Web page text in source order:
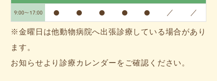
9:00～17:00 ● ● ● ● ● ／ ／
※金曜日は他動物病院へ出張診療している場合があり
ます。
お知らせより診療カレンダーをご確認ください。